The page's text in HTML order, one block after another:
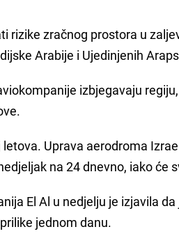
rizike zračnog prostora u
Arabije i Ujedinjenih
izbjegavaju
Uprava aerodroma
na 24 dnevno, iako će
El Al u nedjelju je izjavila
jednom danu.